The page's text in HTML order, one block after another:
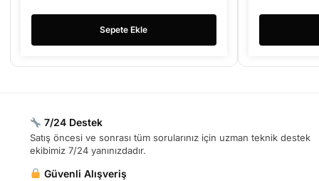
Sepete Ekle
7/24 Destek
Satış öncesi ve sonrası tüm sorularınız için uzman teknik destek
ekibimiz 7/24 yanınızdadır.
Güvenli Alışveriş